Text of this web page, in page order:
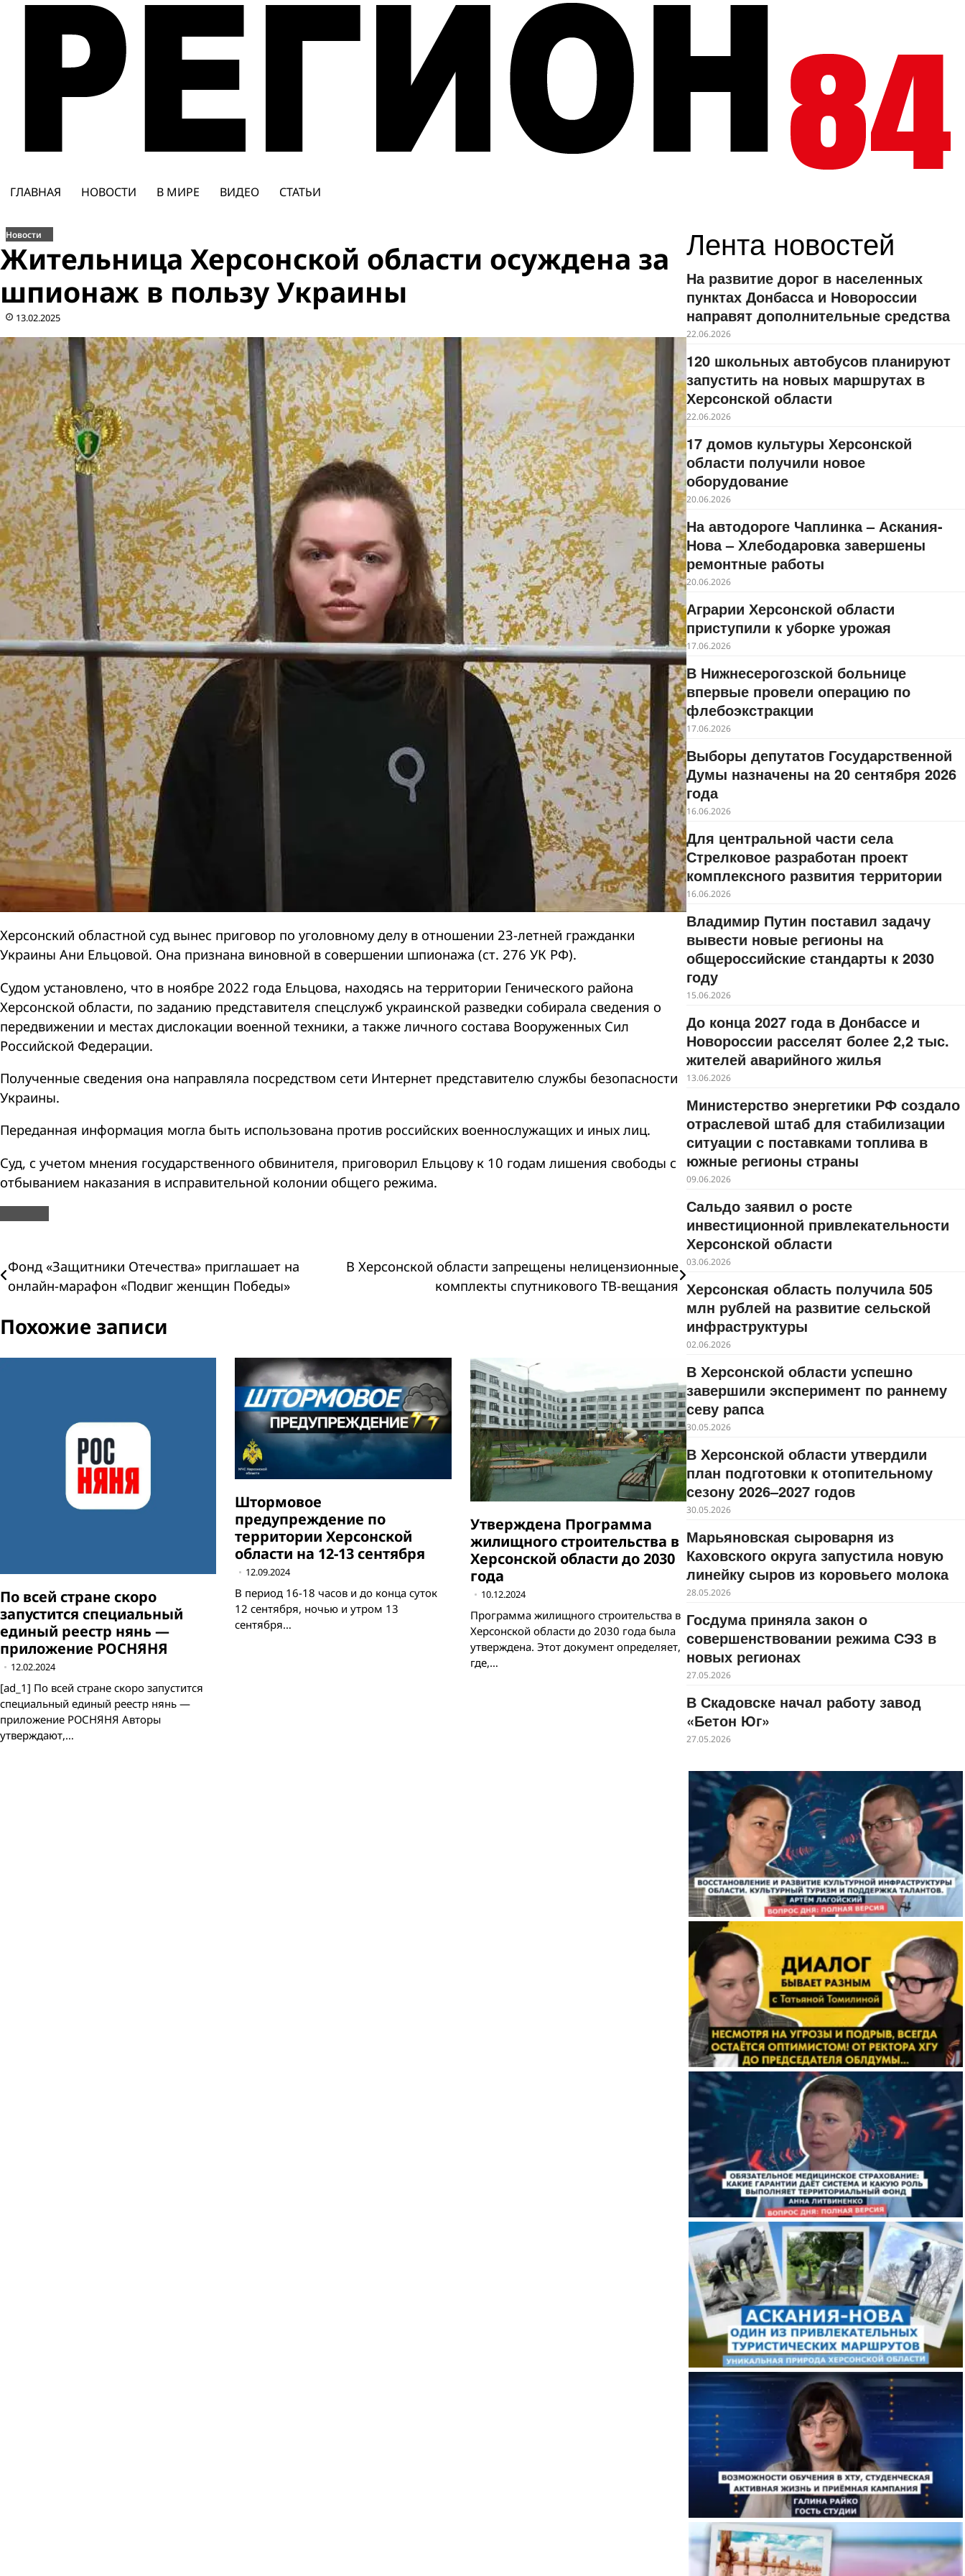
Перейти
содержимому
ГЛАВНАЯ НОВОСТИ В МИРЕ ВИДЕО СТАТЬИ
Новости
Жительница Херсонской области осуждена за
шпионаж в пользу Украины
13.02.2025
Херсонский областной суд вынес приговор по уголовному делу в отношении 23-летней гражданки
Украины Ани Ельцовой. Она признана виновной в совершении шпионажа (ст. 276 УК РФ).
Судом установлено, что в ноябре 2022 года Ельцова, находясь на территории Генического района
Херсонской области, по заданию представителя спецслужб украинской разведки собирала сведения о
передвижении и местах дислокации военной техники, а также личного состава Вооруженных Сил
Российской Федерации.
Полученные сведения она направляла посредством сети Интернет представителю службы безопасности
Украины.
Переданная информация могла быть использована против российских военнослужащих и иных лиц.
Суд, с учетом мнения государственного обвинителя, приговорил Ельцову к 10 годам лишения свободы с
отбыванием наказания в исправительной колонии общего режима.
Навигация
по
записям
Фонд «Защитники Отечества» приглашает на
онлайн-марафон «Подвиг женщин Победы»
В Херсонской области запрещены нелицензионные
комплекты спутникового ТВ-вещания
Похожие записи
По всей стране скоро
запустится специальный
единый реестр нянь —
приложение РОСНЯНЯ
12.02.2024
[ad_1] По всей стране скоро запустится
специальный единый реестр нянь —
приложение РОСНЯНЯ Авторы
утверждают,…
Штормовое
предупреждение по
территории Херсонской
области на 12-13 сентября
12.09.2024
В период 16-18 часов и до конца суток
12 сентября, ночью и утром 13
сентября…
Утверждена Программа
жилищного строительства в
Херсонской области до 2030
года
10.12.2024
Программа жилищного строительства в
Херсонской области до 2030 года была
утверждена. Этот документ определяет,
где,…
Лента новостей
На развитие дорог в населенных
пунктах Донбасса и Новороссии
направят дополнительные средства
22.06.2026
120 школьных автобусов планируют
запустить на новых маршрутах в
Херсонской области
22.06.2026
17 домов культуры Херсонской
области получили новое
оборудование
20.06.2026
На автодороге Чаплинка – Аскания-
Нова – Хлебодаровка завершены
ремонтные работы
20.06.2026
Аграрии Херсонской области
приступили к уборке урожая
17.06.2026
В Нижнесерогозской больнице
впервые провели операцию по
флебоэкстракции
17.06.2026
Выборы депутатов Государственной
Думы назначены на 20 сентября 2026
года
16.06.2026
Для центральной части села
Стрелковое разработан проект
комплексного развития территории
16.06.2026
Владимир Путин поставил задачу
вывести новые регионы на
общероссийские стандарты к 2030
году
15.06.2026
До конца 2027 года в Донбассе и
Новороссии расселят более 2,2 тыс.
жителей аварийного жилья
13.06.2026
Министерство энергетики РФ создало
отраслевой штаб для стабилизации
ситуации с поставками топлива в
южные регионы страны
09.06.2026
Сальдо заявил о росте
инвестиционной привлекательности
Херсонской области
03.06.2026
Херсонская область получила 505
млн рублей на развитие сельской
инфраструктуры
02.06.2026
В Херсонской области успешно
завершили эксперимент по раннему
севу рапса
30.05.2026
В Херсонской области утвердили
план подготовки к отопительному
сезону 2026–2027 годов
30.05.2026
Марьяновская сыроварня из
Каховского округа запустила новую
линейку сыров из коровьего молока
28.05.2026
Госдума приняла закон о
совершенствовании режима СЭЗ в
новых регионах
27.05.2026
В Скадовске начал работу завод
«Бетон Юг»
27.05.2026